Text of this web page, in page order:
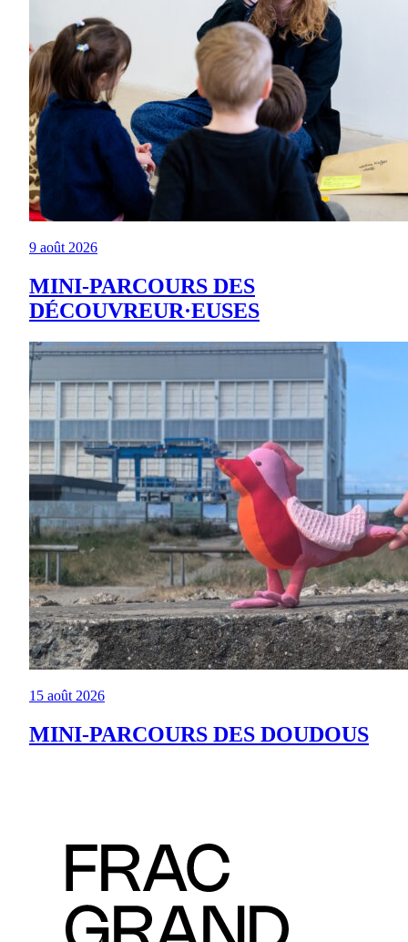
9 août 2026
MINI-PARCOURS DES
DÉCOUVREUR·EUSES
15 août 2026
MINI-PARCOURS DES DOUDOUS